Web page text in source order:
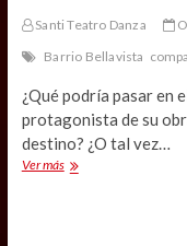
Santi Teatro Danza
Barrio Bellavista
¿Qué podría pasar en
protagonista de su
destino? ¿O tal vez…
Ver másCompañía